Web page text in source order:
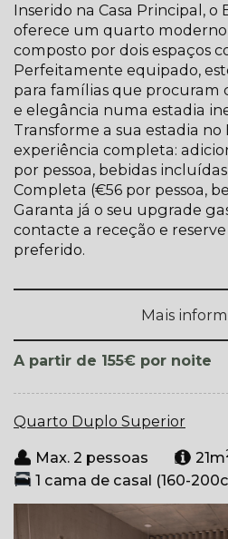
Inserido na Casa Principal, o
oferece um quarto
composto por dois espaços
Perfeitamente equipado,
para famílias que procuram
e elegância numa estadia
Transforme a sua estadia
experiência completa:
por pessoa, bebidas
Completa (€56 por pessoa,
Garanta já o seu upgrade
contacte a receção e
preferido.
Mais
A partir de 155€ por noite
Quarto Duplo Superior
Max. 2 pessoas
21m
1 cama de casal (160-